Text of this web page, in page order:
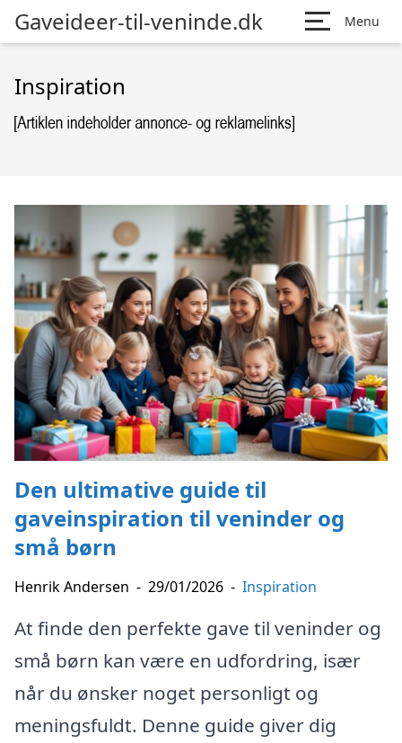
Gaveideer-til-veninde.dk Menu
Inspiration
Den ultimative guide til
gaveinspiration til veninder og
små børn
Henrik Andersen - 29/01/2026 - Inspiration
At finde den perfekte gave til veninder og
små børn kan være en udfordring, især
når du ønsker noget personligt og
meningsfuldt. Denne guide giver dig